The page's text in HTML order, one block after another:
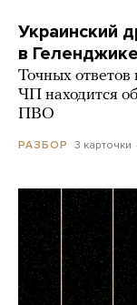
Украинский
в
Точных ответов
ЧП находится
ПВО
РАЗБОР 3 карточки